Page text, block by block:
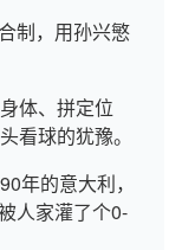
制，用孙兴慜
体、拼定位
看球的犹豫。
年的意大利，
人家灌了个0-